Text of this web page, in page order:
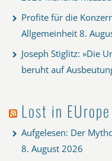
Profite für die
Allgemeinheit 8.
Joseph Stiglitz: »Die
beruht auf
Lost in EUrope
Aufgelesen: Der
8. August 2026